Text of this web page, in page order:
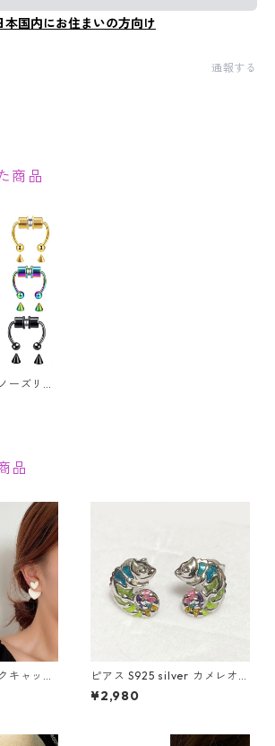
本国内にお住まいの方向け
通報する
商品
ーズリン
ト ステン
ピアス ボ
品
キャッチ
ートピ
リームホ
ピアス S925 silver カメレオン
爬虫類 カラフル レインボー シ
ルバー スタッド
¥2,980